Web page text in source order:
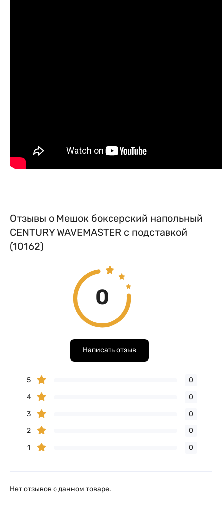
Отзывы о Мешок боксерский напольный
CENTURY WAVEMASTER с подставкой
(10162)
0
Написать отзыв
5
0
4
0
3
0
2
0
1
0
Нет отзывов о данном товаре.